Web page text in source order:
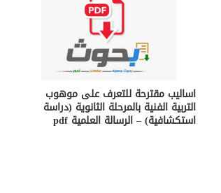
اساليب مقترحة للتعرف على موهوب
التربية الفنية بالمرحلة الثانوية (دراسة
استكشافية) – الرسالة العلمية pdf